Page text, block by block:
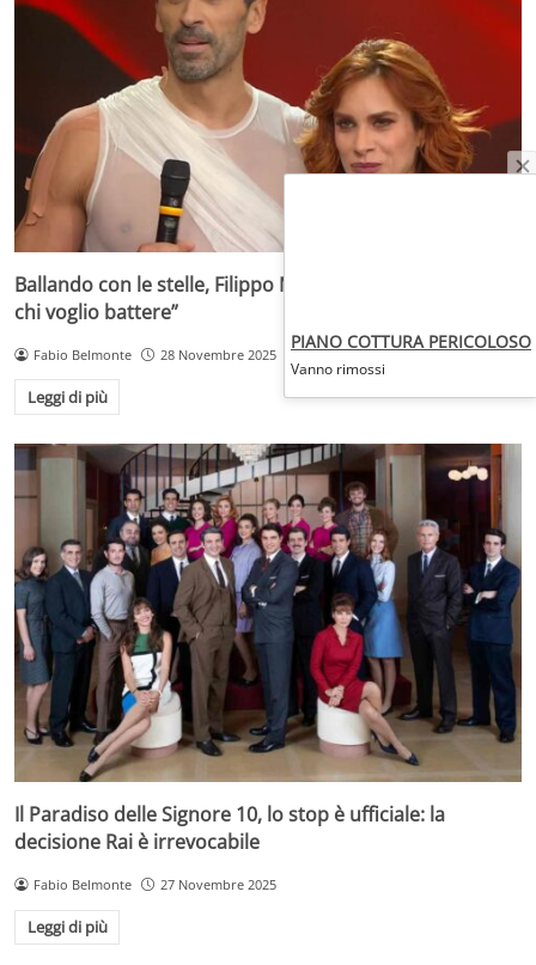
Ballando con le stelle, Filippo Magnini agguerrito: “Ecco
chi voglio battere”
Fabio Belmonte 28 Novembre 2025
Leggi di più
Il Paradiso delle Signore 10, lo stop è ufficiale: la
decisione Rai è irrevocabile
Fabio Belmonte 27 Novembre 2025
Leggi di più
PIANO COTTURA PERICOLOSO
Vanno rimossi